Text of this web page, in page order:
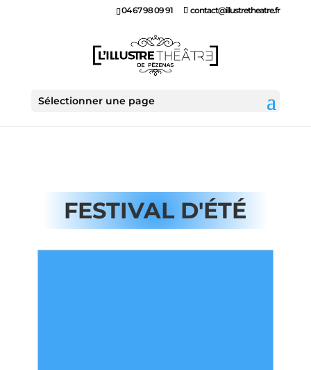
04 67 98 09 91 contact@illustretheatre.fr
Sélectionner une page
FESTIVAL D'ÉTÉ